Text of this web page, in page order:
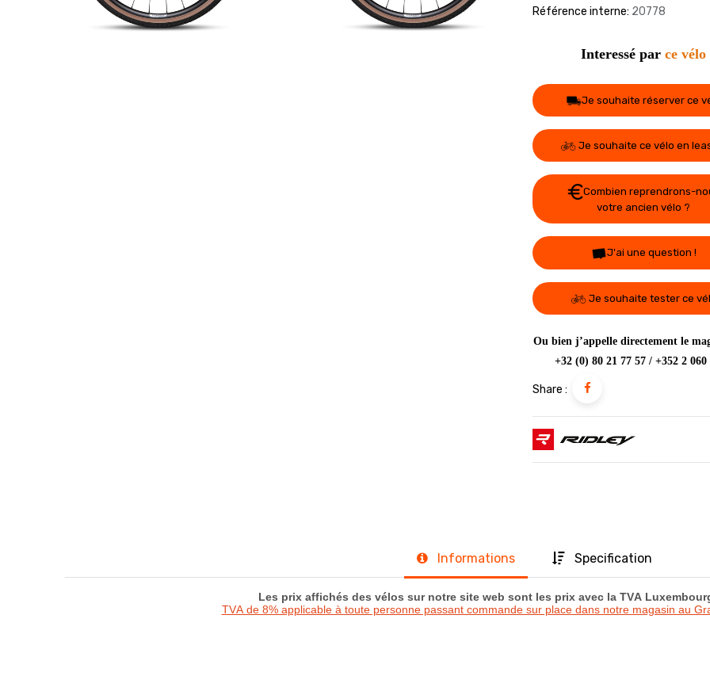
Référence interne: 20778
Interessé par ce vélo
Je souhaite réserver ce
Je souhaite ce vélo en
Combien reprendrons-
votre ancien vélo ?
J'ai une question !
Je souhaite tester ce
Ou bien j’appelle directement le
+32 (0) 80 21 77 57 / +352 2 060
Share :
Informations Specification
Les prix affichés des vélos sur notre site web sont les prix avec la TVA
TVA de 8% applicable à toute personne passant commande sur place dans notre magasin au